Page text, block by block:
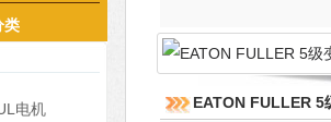
类
电机
EATON FULLER 5